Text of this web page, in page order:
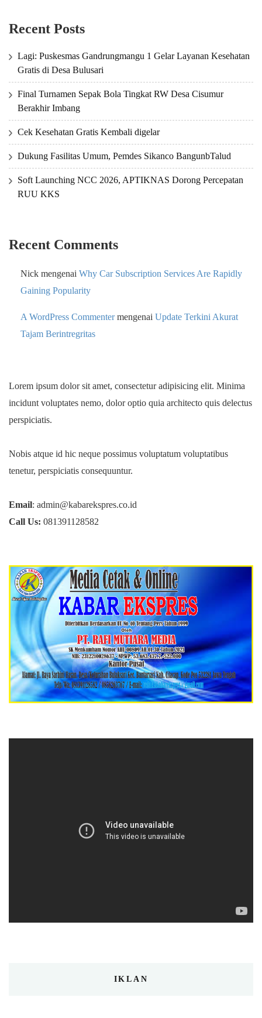
Recent Posts
Lagi: Puskesmas Gandrungmangu 1 Gelar Layanan Kesehatan
Gratis di Desa Bulusari
Final Turnamen Sepak Bola Tingkat RW Desa Cisumur
Berakhir Imbang
Cek Kesehatan Gratis Kembali digelar
Dukung Fasilitas Umum, Pemdes Sikanco BangunbTalud
Soft Launching NCC 2026, APTIKNAS Dorong Percepatan
RUU KKS
Recent Comments
Nick mengenai Why Car Subscription Services Are Rapidly
Gaining Popularity
A WordPress Commentermengenai Update Terkini Akurat
Tajam Berintregritas
Lorem ipsum dolor sit amet, consectetur adipisicing elit. Minima
incidunt voluptates nemo, dolor optio quia architecto quis delectus
perspiciatis.
Nobis atque id hic neque possimus voluptatum voluptatibus
tenetur, perspiciatis consequuntur.
Email: admin@kabarekspres.co.id
Call Us: 081391128582
IKLAN